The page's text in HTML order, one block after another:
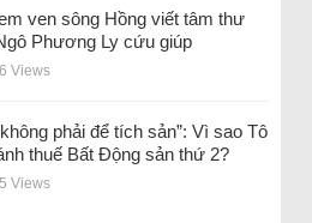
ven sông Hồng viết tâm thư
Phương Ly cứu giúp
Views
phải để tích sản”: Vì sao Tô
thuế Bất Động sản thứ 2?
Views